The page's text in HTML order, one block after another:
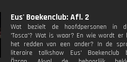
Eus' Boekenclub: Afl. 2
Wat bezielt de hoofdpersonen in
'Tosca'? Wat is waar? En wie wordt er
het redden van een ander? In de
literaire talkshow Eus' Boekenclub